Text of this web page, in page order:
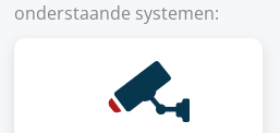
onderstaande systemen: